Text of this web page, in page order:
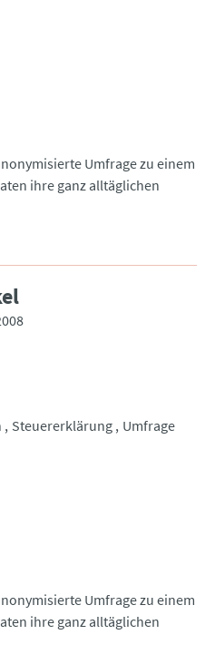
Umfrage zu einem
ihre ganz alltäglichen
Steuererklärung Umfrage
Umfrage zu einem
ihre ganz alltäglichen